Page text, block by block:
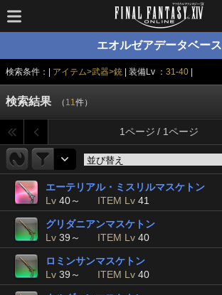
エオルゼアデータベース
検索条件：| アイテム>武器>銃 | 装備Lv ： 31-40|
検索結果 （ 11件）
1ページ / 1ページ
エーテリアル・ミスリルマスケトン
Lv 40～ ITEM Lv 41
グリダニアンマスケトン
Lv 39～ ITEM Lv 40
ロミンサンマスケトン
Lv 39～ ITEM Lv 40